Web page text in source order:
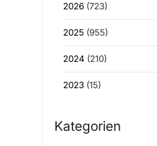
2026(723)
2025 (955)
2024 (210)
2023(15)
Kategorien